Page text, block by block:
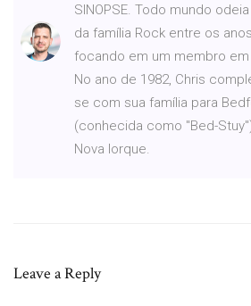
SINOPSE. Todo mundo
da família Rock entre os
focando em um membro em
No ano de 1982, Chris
se com sua família para
(conhecida como "Bed-
Nova Iorque.
Leave a Reply